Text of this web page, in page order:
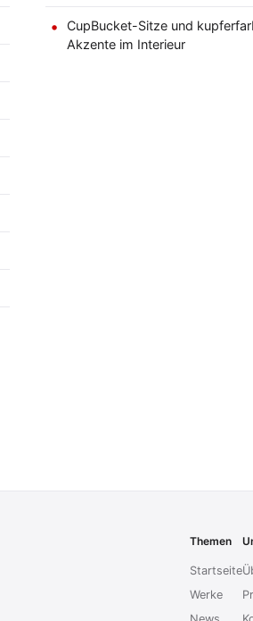
CupBucket-Sitze und
Akzente im Interieur
Themen
Startseite
Werke